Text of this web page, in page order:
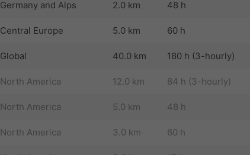
Germany and Alps 2.0 km 48 h
Central Europe 5.0 km 60 h
Global 40.0 km 180 h (3-hourly)
North America 12.0 km 84 h (3-hourly)
North America 5.0 km 48 h
North America 3.0 km 60 h